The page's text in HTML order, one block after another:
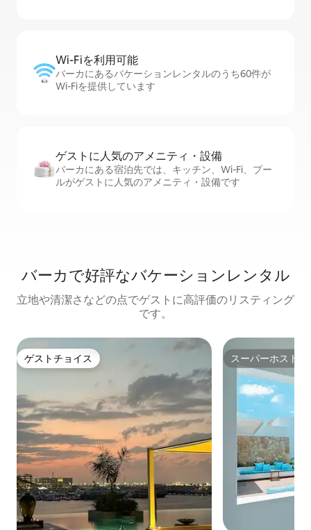
Wi-Fiを利⁠用⁠可⁠能
バーカにあるバケーションレンタルのうち60件が
Wi-Fiを提供しています
ゲストに人⁠気⁠のア⁠メ⁠ニ⁠テ⁠ィ・設⁠備
バーカにある宿泊先では、キッチン、Wi-Fi、プー
ルがゲストに人気のアメニティ・設備です
バーカで好評なバケーションレンタル
立地や清潔さなどの点でゲストに高評価のリスティング
です。
ゲストチョイス
ゲストチョイス スーパーホスト
スーパーホスト